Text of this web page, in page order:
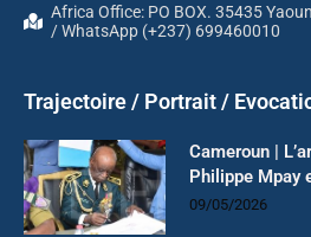
Africa Office: PO BOX. 35435
/ WhatsApp (+237) 699460010
Trajectoire / Portrait /
Cameroun |
Philippe Mpay
09/05/2026